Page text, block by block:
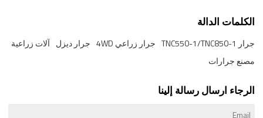
الكلمات الدالة
جرار TNC550-1/TNC850-1 جرار زراعي 4WD جرار ديزل آلات زراعية
مصنع جرارات
الرجاء ارسال رسالة إلينا